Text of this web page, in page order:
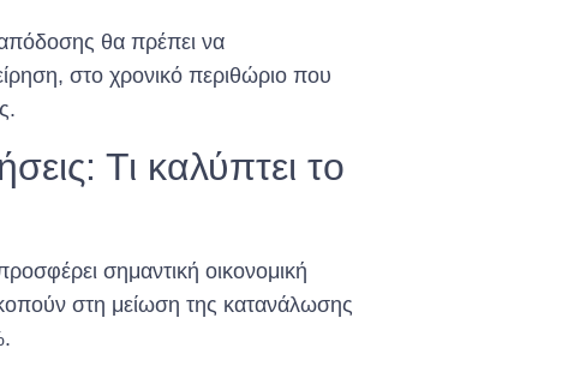
απόδοσης θα πρέπει να
στο χρονικό περιθώριο που
Τι καλύπτει το
σημαντική οικονομική
στη μείωση της κατανάλωσης